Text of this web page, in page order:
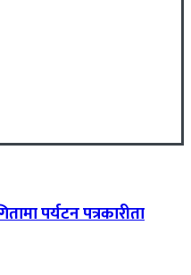
पर्यटन पत्रकारीता